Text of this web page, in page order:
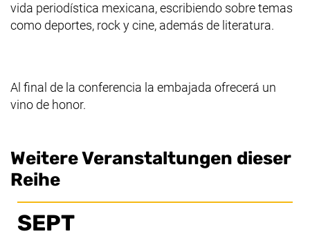
vida periodística mexicana, escribiendo sobre temas
como deportes, rock y cine, además de literatura.
Al final de la conferencia la embajada ofrecerá un
vino de honor.
Weitere Veranstaltungen dieser
Reihe
SEPT